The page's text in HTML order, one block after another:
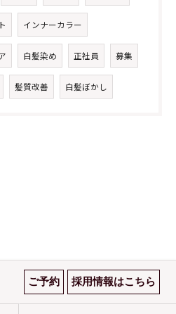
インナーカラー
白髪染め 正社員 募集
髪質改善 白髪ぼかし
ご予約 採用情報はこちら